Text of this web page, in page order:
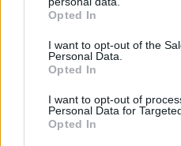
grant or deny consent to
use your data for below
consent section.
Opted In
I want to opt-out of the
Personal Data.
Opted In
I want to opt-out of
Personal Data for
Opted In
«Δεν το πιστεύουμε»,
υιοθέτησαν τον Αφγανό
εκδοχή για το φονικό
στην απολογία
07.08.2026, 07:19